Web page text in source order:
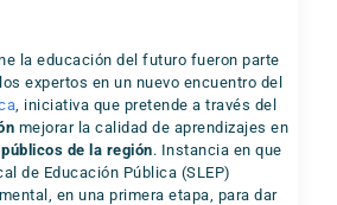
la educación del futuro fueron parte
expertos en un nuevo encuentro del
, iniciativa que pretende a través del
mejorar la calidad de aprendizajes en
de la región. Instancia en que
de Educación Pública (SLEP)
en una primera etapa, para dar